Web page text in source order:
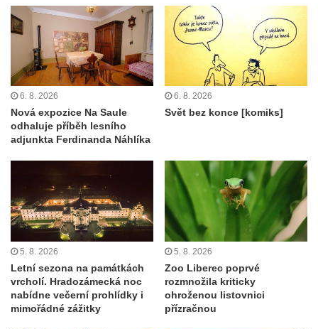
6. 8. 2026
Nová expozice Na Saule
odhaluje příběh lesního
adjunkta Ferdinanda Náhlíka
6. 8. 2026
Svět bez konce [komiks]
5. 8. 2026
Letní sezona na památkách
vrcholí. Hradozámecká noc
nabídne večerní prohlídky i
mimořádné zážitky
5. 8. 2026
Zoo Liberec poprvé
rozmnožila kriticky
ohroženou listovnici
přízračnou